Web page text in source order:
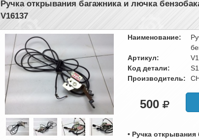
Ручка открывания багажника и лючка
V16137
Наименование:
Артикул:
Код детали:
Производитель:
500
• Ручка